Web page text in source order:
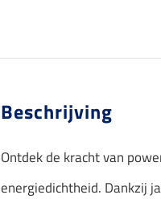
Beschrijving
Ontdek de kracht van
energiedichtheid. Dankzij